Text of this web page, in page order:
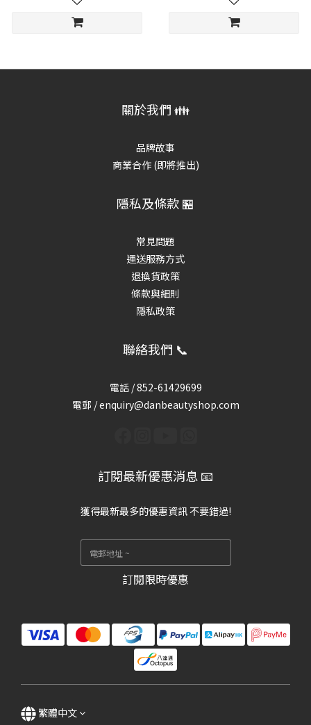
關於我們 👪
品牌故事
商業合作 (即將推出)
隱私及條款 🏪
常見問題
運送服務方式
退換貨政策
條款與細則
隱私政策
聯絡我們 📞
電話 /852-61429699
電郵 / enquiry@danbeautyshop.com
訂閱最新優惠消息 📧
獲得最新最多的優惠資訊 不要錯過!
訂閱限時優惠
繁體中文